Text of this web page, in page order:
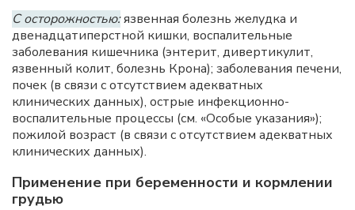
С осторожностью:язвенная болезнь желудка и
двенадцатиперстной кишки, воспалительные
заболевания кишечника (энтерит, дивертикулит,
язвенный колит, болезнь Крона); заболевания печени,
почек (в связи с отсутствием адекватных
клинических данных), острые инфекционно-
воспалительные процессы (см. «Особые указания»);
пожилой возраст (в связи с отсутствием адекватных
клинических данных).
Применение при беременности и кормлении
грудью